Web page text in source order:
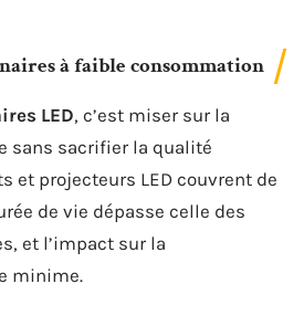
à faible consommation
LED, c’est miser sur la
sans sacrifier la qualité
et projecteurs LED couvrent de
de vie dépasse celle des
et l’impact sur la
minime.